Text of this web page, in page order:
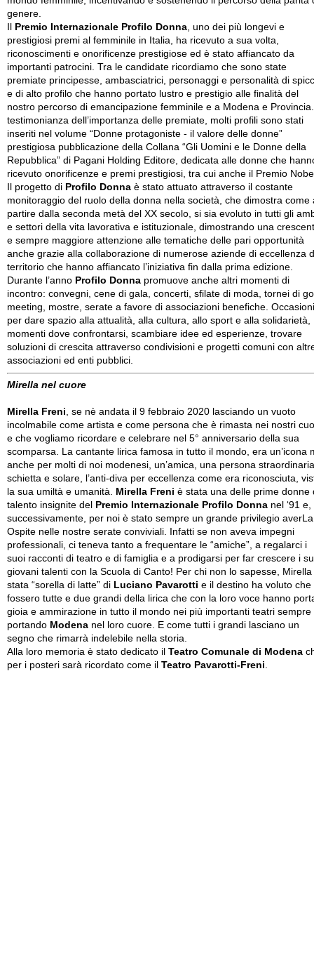
genere.
Il Premio Internazionale Profilo Donna , uno dei più longevi e
prestigiosi premi al femminile in Italia, ha ricevuto a sua volta,
riconoscimenti e onorificenze prestigiose ed è stato affiancato da
importanti patrocini. Tra le candidate ricordiamo che sono state
premiate principesse, ambasciatrici, personaggi e personalità di
e di alto profilo che hanno portato lustro e prestigio alle finalità del
nostro percorso di emancipazione femminile e a Modena e Provincia.
testimonianza dell’importanza delle premiate, molti profili sono stati
inseriti nel volume “Donne protagoniste - il valore delle donne”
prestigiosa pubblicazione della Collana “Gli Uomini e le Donne della
Repubblica” di Pagani Holding Editore, dedicata alle donne che
ricevuto onorificenze e premi prestigiosi, tra cui anche il Premio
Il progetto di Profilo Donna è stato attuato attraverso il costante
monitoraggio del ruolo della donna nella società, che dimostra come
partire dalla seconda metà del XX secolo, si sia evoluto in tutti gli
e settori della vita lavorativa e istituzionale, dimostrando una
e sempre maggiore attenzione alle tematiche delle pari opportunità
anche grazie alla collaborazione di numerose aziende di eccellenza
territorio che hanno affiancato l’iniziativa fin dalla prima edizione.
Durante l’anno Profilo Donna promuove anche altri momenti di
incontro: convegni, cene di gala, concerti, sfilate di moda, tornei di
meeting, mostre, serate a favore di associazioni benefiche. Occasioni
per dare spazio alla attualità, alla cultura, allo sport e alla solidarietà,
momenti dove confrontarsi, scambiare idee ed esperienze, trovare
soluzioni di crescita attraverso condivisioni e progetti comuni con
associazioni ed enti pubblici.
Mirella nel cuore
Mirella Freni , se nè andata il 9 febbraio 2020 lasciando un vuoto
incolmabile come artista e come persona che è rimasta nei nostri
e che vogliamo ricordare e celebrare nel 5° anniversario della sua
scomparsa. La cantante lirica famosa in tutto il mondo, era un’icona
anche per molti di noi modenesi, un’amica, una persona
schietta e solare, l’anti-diva per eccellenza come era riconosciuta,
la sua umiltà e umanità.
Mirella Freni è stata una delle prime donne
talento insignite del
Premio Internazionale Profilo Donna nel ‘91 e,
successivamente, per noi è stato sempre un grande privilegio averLa
Ospite nelle nostre serate conviviali. Infatti se non aveva impegni
professionali, ci teneva tanto a frequentare le “amiche”, a regalarci i
suoi racconti di teatro e di famiglia e a prodigarsi per far crescere i
giovani talenti con la Scuola di Canto! Per chi non lo sapesse, Mirella
stata “sorella di latte” di Luciano Pavarotti e il destino ha voluto che
fossero tutte e due grandi della lirica che con la loro voce hanno
gioia e ammirazione in tutto il mondo nei più importanti teatri sempre
portando Modena nel loro cuore. E come tutti i grandi lasciano un
segno che rimarrà indelebile nella storia.
Alla loro memoria è stato dedicato il Teatro Comunale di Modena
per i posteri sarà ricordato come il Teatro Pavarotti-Freni